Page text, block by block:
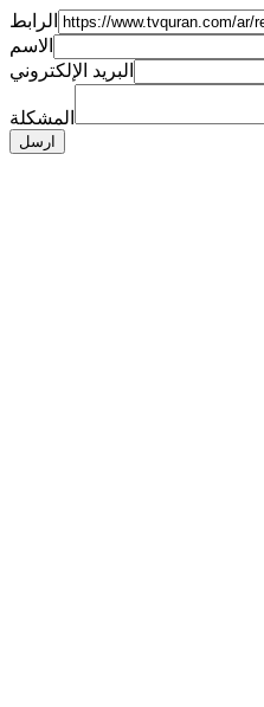
الرابط
الاسم
البريد الإلكتروني
المشكلة
ارسل